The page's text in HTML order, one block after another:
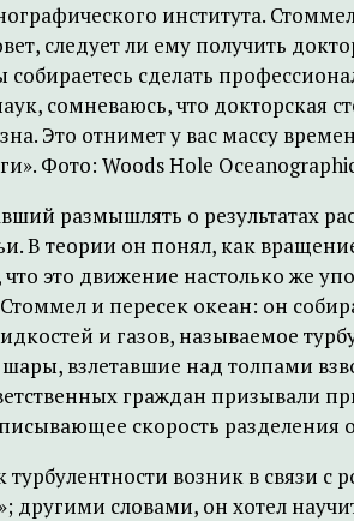
института.
следует ли ему получить
собираетесь сделать
сомневаюсь, что докторская
Это отнимет у вас массу
Фото: Woods Hole
размышлять о результатах
В теории он понял, как
это движение настолько же
и пересек океан: он
и газов, называемое
взлетавшие над толпами
граждан призывали
скорость разделения
турбулентности возник в связи
другими словами, он хотел